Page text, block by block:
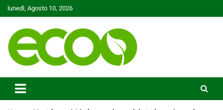
Skip
to
lunedì, Agosto 10, 2026
Ecoo.it